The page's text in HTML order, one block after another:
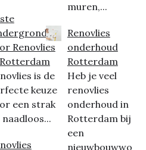
Renovlies
is de
keuze
een strak
naadloos...
muren,...
Renovlies
onderhoud
Rotterdam
Heb je veel
renovlies
onderhoud in
Rotterdam bij
een
nieuwbouwwo